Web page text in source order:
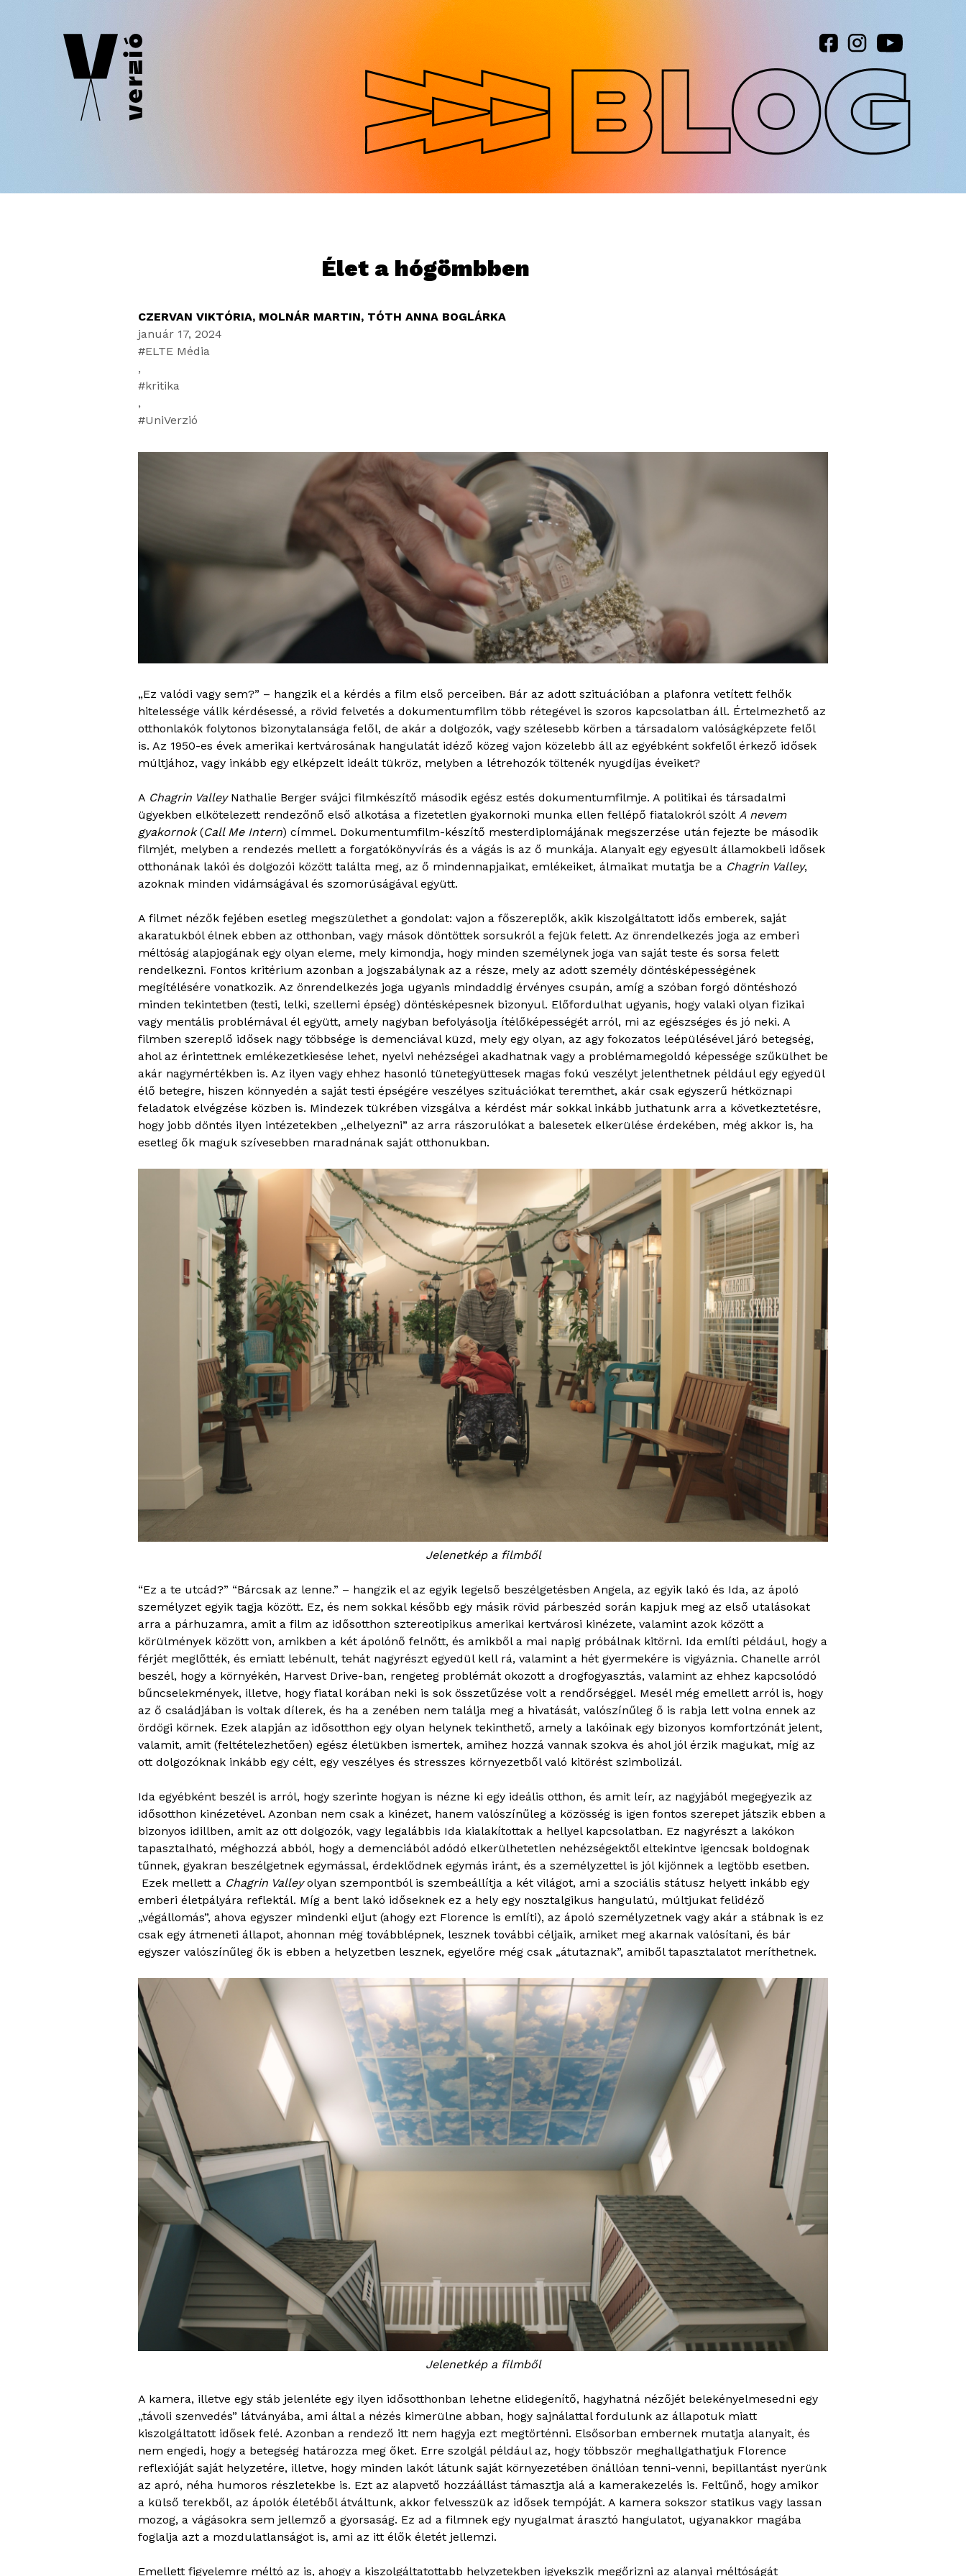
Jump to navigation
Élet a hógömbben
CZERVAN VIKTÓRIA, MOLNÁR MARTIN, TÓTH ANNA BOGLÁRKA
január 17, 2024
ELTE Média
,
kritika
,
UniVerzió
„Ez valódi vagy sem?” – hangzik el a kérdés a film első perceiben. Bár az adott szituációban a plafonra vetített felhők
hitelessége válik kérdésessé, a rövid felvetés a dokumentumfilm több rétegével is szoros kapcsolatban áll. Értelmezhető az
otthonlakók folytonos bizonytalansága felől, de akár a dolgozók, vagy szélesebb körben a társadalom valóságképzete felől
is. Az 1950-es évek amerikai kertvárosának hangulatát idéző közeg vajon közelebb áll az egyébként sokfelől érkező idősek
múltjához, vagy inkább egy elképzelt ideált tükröz, melyben a létrehozók töltenék nyugdíjas éveiket?
A Chagrin ValleyNathalie Berger svájci filmkészítő második egész estés dokumentumfilmje. A politikai és társadalmi
ügyekben elkötelezett rendezőnő első alkotása a fizetetlen gyakornoki munka ellen fellépő fiatalokról szólt A nevem
gyakornok(Call Me Intern) címmel. Dokumentumfilm-készítő mesterdiplomájának megszerzése után fejezte be második
filmjét, melyben a rendezés mellett a forgatókönyvírás és a vágás is az ő munkája. Alanyait egy egyesült államokbeli idősek
otthonának lakói és dolgozói között találta meg, az ő mindennapjaikat, emlékeiket, álmaikat mutatja be a Chagrin Valley,
azoknak minden vidámságával és szomorúságával együtt.
A filmet nézők fejében esetleg megszülethet a gondolat: vajon a főszereplők, akik kiszolgáltatott idős emberek, saját
akaratukból élnek ebben az otthonban, vagy mások döntöttek sorsukról a fejük felett. Az önrendelkezés joga az emberi
méltóság alapjogának egy olyan eleme, mely kimondja, hogy minden személynek joga van saját teste és sorsa felett
rendelkezni. Fontos kritérium azonban a jogszabálynak az a része, mely az adott személy döntésképességének
megítélésére vonatkozik. Az önrendelkezés joga ugyanis mindaddig érvényes csupán, amíg a szóban forgó döntéshozó
minden tekintetben (testi, lelki, szellemi épség) döntésképesnek bizonyul. Előfordulhat ugyanis, hogy valaki olyan fizikai
vagy mentális problémával él együtt, amely nagyban befolyásolja ítélőképességét arról, mi az egészséges és jó neki. A
filmben szereplő idősek nagy többsége is demenciával küzd, mely egy olyan, az agy fokozatos leépülésével járó betegség,
ahol az érintettnek emlékezetkiesése lehet, nyelvi nehézségei akadhatnak vagy a problémamegoldó képessége szűkülhet be
akár nagymértékben is. Az ilyen vagy ehhez hasonló tünetegyüttesek magas fokú veszélyt jelenthetnek például egy egyedül
élő betegre, hiszen könnyedén a saját testi épségére veszélyes szituációkat teremthet, akár csak egyszerű hétköznapi
feladatok elvégzése közben is. Mindezek tükrében vizsgálva a kérdést már sokkal inkább juthatunk arra a következtetésre,
hogy jobb döntés ilyen intézetekben ,,elhelyezni” az arra rászorulókat a balesetek elkerülése érdekében, még akkor is, ha
esetleg ők maguk szívesebben maradnának saját otthonukban.
Jelenetkép a filmből
“Ez a te utcád?” “Bárcsak az lenne.” – hangzik el az egyik legelső beszélgetésben Angela, az egyik lakó és Ida, az ápoló
személyzet egyik tagja között. Ez, és nem sokkal később egy másik rövid párbeszéd során kapjuk meg az első utalásokat
arra a párhuzamra, amit a film az idősotthon sztereotipikus amerikai kertvárosi kinézete, valamint azok között a
körülmények között von, amikben a két ápolónő felnőtt, és amikből a mai napig próbálnak kitörni. Ida említi például, hogy a
férjét meglőtték, és emiatt lebénult, tehát nagyrészt egyedül kell rá, valamint a hét gyermekére is vigyáznia. Chanelle arról
beszél, hogy a környékén, Harvest Drive-ban, rengeteg problémát okozott a drogfogyasztás, valamint az ehhez kapcsolódó
bűncselekmények, illetve, hogy fiatal korában neki is sok összetűzése volt a rendőrséggel. Mesél még emellett arról is, hogy
az ő családjában is voltak dílerek, és ha a zenében nem találja meg a hivatását, valószínűleg ő is rabja lett volna ennek az
ördögi körnek. Ezek alapján az idősotthon egy olyan helynek tekinthető, amely a lakóinak egy bizonyos komfortzónát jelent,
valamit, amit (feltételezhetően) egész életükben ismertek, amihez hozzá vannak szokva és ahol jól érzik magukat, míg az
ott dolgozóknak inkább egy célt, egy veszélyes és stresszes környezetből való kitörést szimbolizál.
Ida egyébként beszél is arról, hogy szerinte hogyan is nézne ki egy ideális otthon, és amit leír, az nagyjából megegyezik az
idősotthon kinézetével. Azonban nem csak a kinézet, hanem valószínűleg a közösség is igen fontos szerepet játszik ebben a
bizonyos idillben, amit az ott dolgozók, vagy legalábbis Ida kialakítottak a hellyel kapcsolatban. Ez nagyrészt a lakókon
tapasztalható, méghozzá abból, hogy a demenciából adódó elkerülhetetlen nehézségektől eltekintve igencsak boldognak
tűnnek, gyakran beszélgetnek egymással, érdeklődnek egymás iránt, és a személyzettel is jól kijönnek a legtöbb esetben.
Ezek mellett a Chagrin Valleyolyan szempontból is szembeállítja a két világot, ami a szociális státusz helyett inkább egy
emberi életpályára reflektál. Míg a bent lakó időseknek ez a hely egy nosztalgikus hangulatú, múltjukat felidéző
„végállomás”, ahova egyszer mindenki eljut (ahogy ezt Florence is említi), az ápoló személyzetnek vagy akár a stábnak is ez
csak egy átmeneti állapot, ahonnan még továbblépnek, lesznek további céljaik, amiket meg akarnak valósítani, és bár
egyszer valószínűleg ők is ebben a helyzetben lesznek, egyelőre még csak „átutaznak”, amiből tapasztalatot meríthetnek.
Jelenetkép a filmből
A kamera, illetve egy stáb jelenléte egy ilyen idősotthonban lehetne elidegenítő, hagyhatná nézőjét belekényelmesedni egy
„távoli szenvedés” látványába, ami által a nézés kimerülne abban, hogy sajnálattal fordulunk az állapotuk miatt
kiszolgáltatott idősek felé. Azonban a rendező itt nem hagyja ezt megtörténni. Elsősorban embernek mutatja alanyait, és
nem engedi, hogy a betegség határozza meg őket. Erre szolgál például az, hogy többször meghallgathatjuk Florence
reflexióját saját helyzetére, illetve, hogy minden lakót látunk saját környezetében önállóan tenni-venni, bepillantást nyerünk
az apró, néha humoros részletekbe is. Ezt az alapvető hozzáállást támasztja alá a kamerakezelés is. Feltűnő, hogy amikor
a külső terekből, az ápolók életéből átváltunk, akkor felvesszük az idősek tempóját. A kamera sokszor statikus vagy lassan
mozog, a vágásokra sem jellemző a gyorsaság. Ez ad a filmnek egy nyugalmat árasztó hangulatot, ugyanakkor magába
foglalja azt a mozdulatlanságot is, ami az itt élők életét jellemzi.
Emellett figyelemre méltó az is, ahogy a kiszolgáltatottabb helyzetekben igyekszik megőrizni az alanyai méltóságát